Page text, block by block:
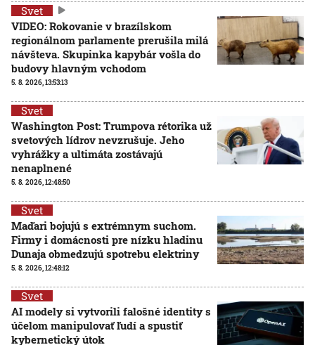
Svet
VIDEO: Rokovanie v brazílskom
regionálnom parlamente prerušila milá
návšteva. Skupinka kapybár vošla do
budovy hlavným vchodom
5. 8. 2026, 13:53:13
Svet
Washington Post: Trumpova rétorika už
svetových lídrov nevzrušuje. Jeho
vyhrážky a ultimáta zostávajú
nenaplnené
5. 8. 2026, 12:48:50
Svet
Maďari bojujú s extrémnym suchom.
Firmy i domácnosti pre nízku hladinu
Dunaja obmedzujú spotrebu elektriny
5. 8. 2026, 12:48:12
Svet
AI modely si vytvorili falošné identity s
účelom manipulovať ľudí a spustiť
kybernetický útok